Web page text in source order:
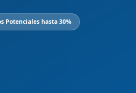
Potenciales hasta 30%